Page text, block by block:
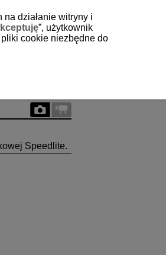
Speedlite.
działanie witryny i
”, użytkownik
cookie niezbędne do